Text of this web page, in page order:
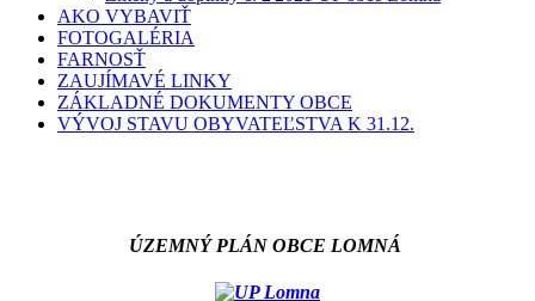
AKO VYBAVIŤ
FOTOGALÉRIA
FARNOSŤ
ZAUJÍMAVÉ LINKY
ZÁKLADNÉ DOKUMENTY OBCE
VÝVOJ STAVU OBYVATEĽSTVA K 31.12.
ÚZEMNÝ PLÁN OBCE LOMNÁ